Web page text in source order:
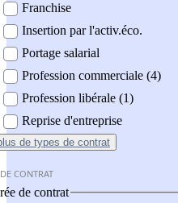
Franchise
Insertion par l'activ.éco.
Portage salarial
Profession commerciale (4)
Profession libérale (1)
Reprise d'entreprise
de types de contrat
CONTRAT
de contrat